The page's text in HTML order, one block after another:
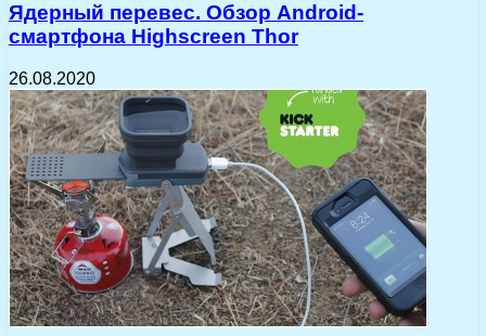
Ядерный перевес. Обзор Android-
смартфона Highscreen Thor
26.08.2020